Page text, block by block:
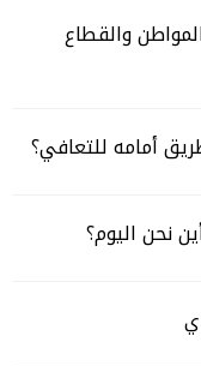
والقطاع
أمامه للتعافي؟
نحن اليوم؟